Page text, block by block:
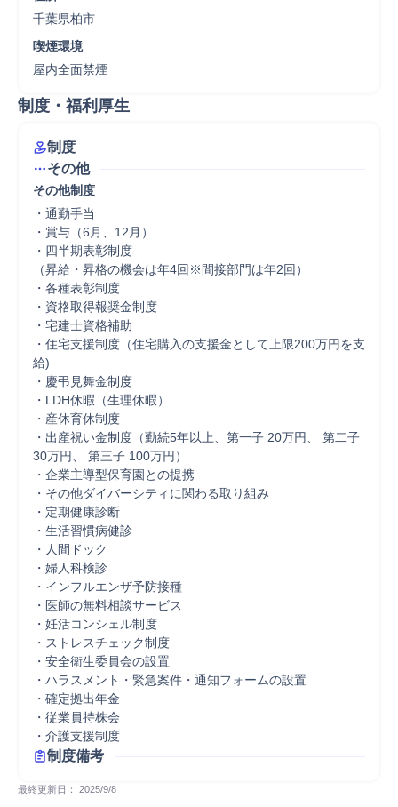
千葉県柏市
喫煙環境
屋内全面禁煙
制度・福利厚生
制度
その他
その他制度
・通勤手当
・賞与（6月、12月）
・四半期表彰制度
（昇給・昇格の機会は年4回※間接部門は年2回）
・各種表彰制度
・資格取得報奨金制度
・宅建士資格補助
・住宅支援制度（住宅購入の支援金として上限200万円を支
給)
・慶弔見舞金制度
・LDH休暇（生理休暇）
・産休育休制度
・出産祝い金制度（勤続5年以上、第一子 20万円、 第二子
30万円、 第三子 100万円）
・企業主導型保育園との提携
・その他ダイバーシティに関わる取り組み
・定期健康診断
・生活習慣病健診
・人間ドック
・婦人科検診
・インフルエンザ予防接種
・医師の無料相談サービス
・妊活コンシェル制度
・ストレスチェック制度
・安全衛生委員会の設置
・ハラスメント・緊急案件・通知フォームの設置
・確定拠出年金
・従業員持株会
・介護支援制度
制度備考
最終更新日： 2025/9/8